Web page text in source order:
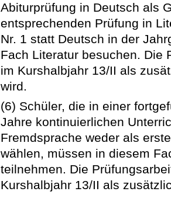
Abiturprüfung in Deutsch als
entsprechenden Prüfung in
Nr. 1 statt Deutsch in der
Fach Literatur besuchen. Die
im Kurshalbjahr 13/II als
wird.
(6) Schüler, die in einer
Jahre kontinuierlichen
Fremdsprache weder als
wählen, müssen in diesem
teilnehmen. Die
Kurshalbjahr 13/II als